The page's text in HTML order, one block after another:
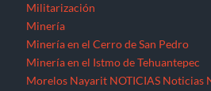
Militarización
Minería
Minería en el Cerro de San Pedro
Minería en el Istmo de Tehuantepec
Morelos Nayarit NOTICIAS Noticias